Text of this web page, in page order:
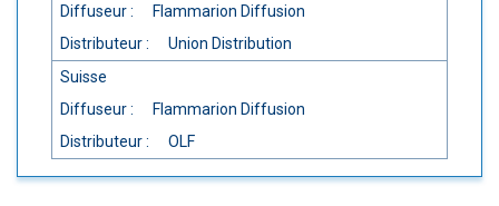
Diffuseur :
Flammarion Diffusion
Distributeur :
Union Distribution
Suisse
Diffuseur :
Flammarion Diffusion
Distributeur :
OLF